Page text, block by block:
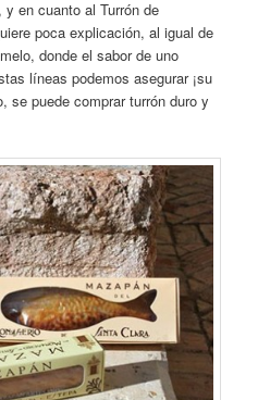
en cuanto al Turrón de
poca explicación, al igual de
donde el sabor de uno
líneas podemos asegurar ¡su
se puede comprar turrón duro y